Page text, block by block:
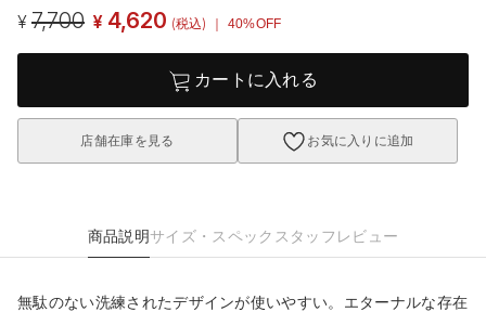
¥ 7,700 ¥ 4,620 (税込) ｜ 40%OFF
カートに入れる
店舗在庫を見る お気に入りに追加
商品説明サイズ・スペック スタッフレビュー
無駄のない洗練されたデザインが使いやすい。エターナルな存在